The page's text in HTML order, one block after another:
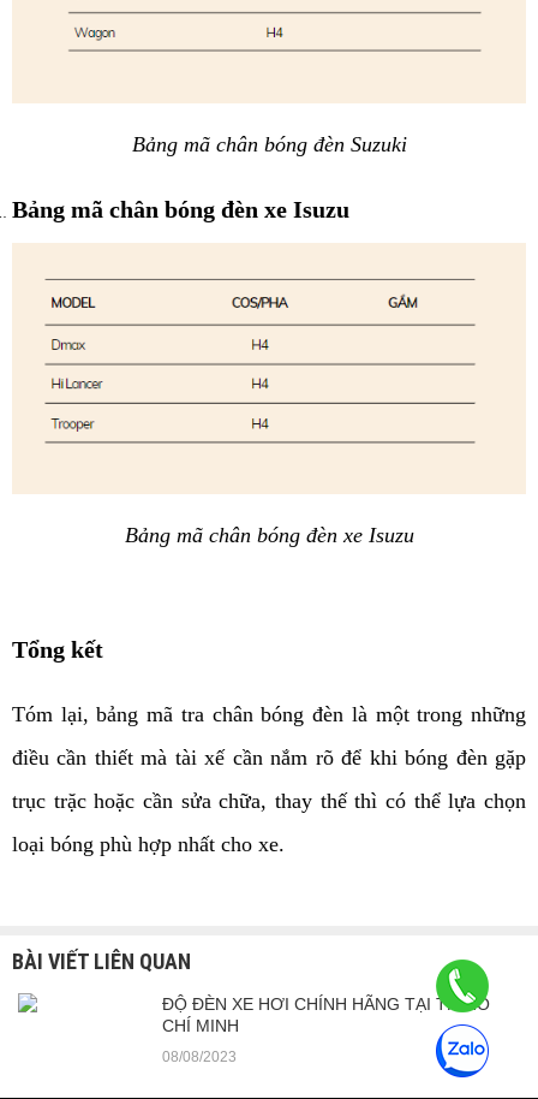
Bảng mã chân bóng đèn Suzuki
Bảng mã chân bóng đèn xe Isuzu
Bảng mã chân bóng đèn xe Isuzu
Tổng kết
Tóm lại, bảng mã tra chân bóng đèn là một trong những
điều cần thiết mà tài xế cần nắm rõ để khi bóng đèn gặp
trục trặc hoặc cần sửa chữa, thay thế thì có thể lựa chọn
loại bóng phù hợp nhất cho xe.
BÀI VIẾT LIÊN QUAN
ĐỘ ĐÈN XE HƠI CHÍNH HÃNG TẠI TP. HỒ
CHÍ MINH
08/08/2023